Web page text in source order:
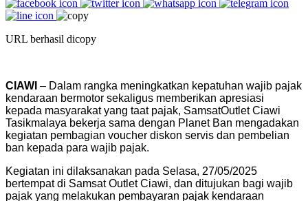
URL berhasil dicopy
CIAWI – Dalam rangka meningkatkan kepatuhan wajib pajak
kendaraan bermotor sekaligus memberikan apresiasi
kepada masyarakatyang taat pajak, SamsatOutletCiawi
Tasikmalaya bekerja sama dengan Planet Ban mengadakan
kegiatan pembagian voucher diskon servis dan pembelian
ban kepada para wajib pajak.
Kegiatan ini dilaksanakan pada Selasa, 27/05/2025
bertempatdi SamsatOutletCiawi, dan ditujukan bagi wajib
pajak yang melakukan pembayaran pajak kendaraan